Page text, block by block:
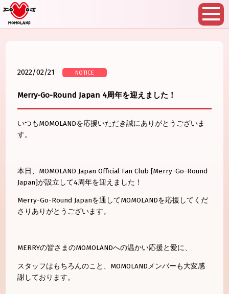
2022/02/21 NOTICE
Merry-Go-Round Japan 4周年を迎えました！
いつもMOMOLANDを応援いただき誠にありがとうございま
す。
本日、MOMOLAND Japan Official Fan Club [Merry-Go-Round
Japan]が設立して4周年を迎えました！
Merry-Go-Round Japanを通してMOMOLANDを応援してくだ
さりありがとうございます。
MERRYの皆さまのMOMOLANDへの温かい応援と愛に、
スタッフはもちろんのこと、MOMOLANDメンバーも大変感
謝しております。